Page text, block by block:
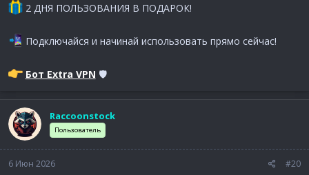
2 ДНЯ ПОЛЬЗОВАНИЯ В ПОДАРОК!
Подключайся и начинай использовать прямо сейчас!
Бот Extra VPN 🛡
Raccoonstock
Пользователь
6 Июн 2026 #20